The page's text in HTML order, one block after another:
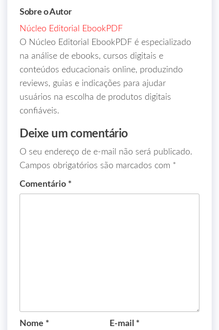
Sobre o Autor
Núcleo Editorial EbookPDF
O Núcleo Editorial EbookPDF é especializado
na análise de ebooks, cursos digitais e
conteúdos educacionais online, produzindo
reviews, guias e indicações para ajudar
usuários na escolha de produtos digitais
confiáveis.
Deixe um comentário
O seu endereço de e-mail não será publicado.
Campos obrigatórios são marcados com *
Comentário *
Nome * E-mail *